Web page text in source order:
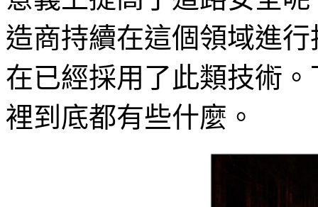
造商持續在這個領域進
在已經採用了此類技術
裡到底都有些什麼。